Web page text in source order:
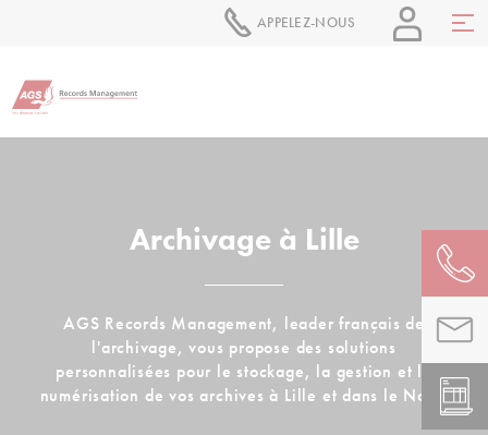
APPELEZ-NOUS
Archivage à Lille
AGS Records Management, leader français de
l'archivage, vous propose des solutions
personnalisées pour le stockage, la gestion et la
numérisation de vos archives à Lille et dans le Nord.